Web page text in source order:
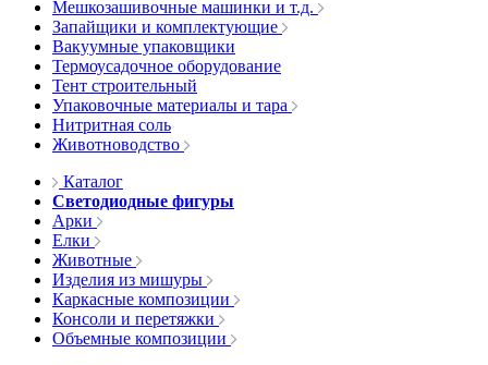
Мешкозашивочные машинки и т.д.
Запайщики и комплектующие
Вакуумные упаковщики
Термоусадочное оборудование
Тент строительный
Упаковочные материалы и тара
Нитритная соль
Животноводство
Каталог
Светодиодные фигуры
Арки
Елки
Животные
Изделия из мишуры
Каркасные композиции
Консоли и перетяжки
Объемные композиции